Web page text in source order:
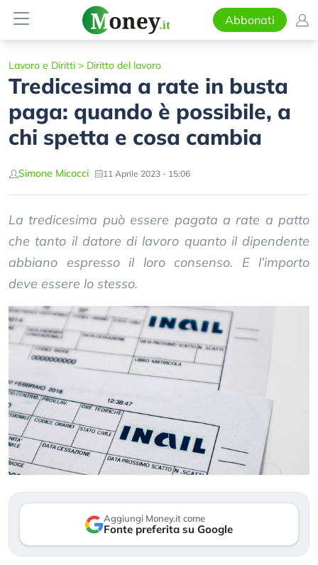
Abbonati
Lavoro e Diritti > Diritto del lavoro
Tredicesima a rate in busta
paga: quando è possibile, a
chi spetta e cosa cambia
Simone Micocci 11 Aprile 2023 - 15:06
La tredicesima può essere pagata a rate a patto
che tanto il datore di lavoro quanto il dipendente
abbiano espresso il loro consenso. E l’importo
deve essere lo stesso.
Aggiungi Money.it come
Fonte preferita su Google